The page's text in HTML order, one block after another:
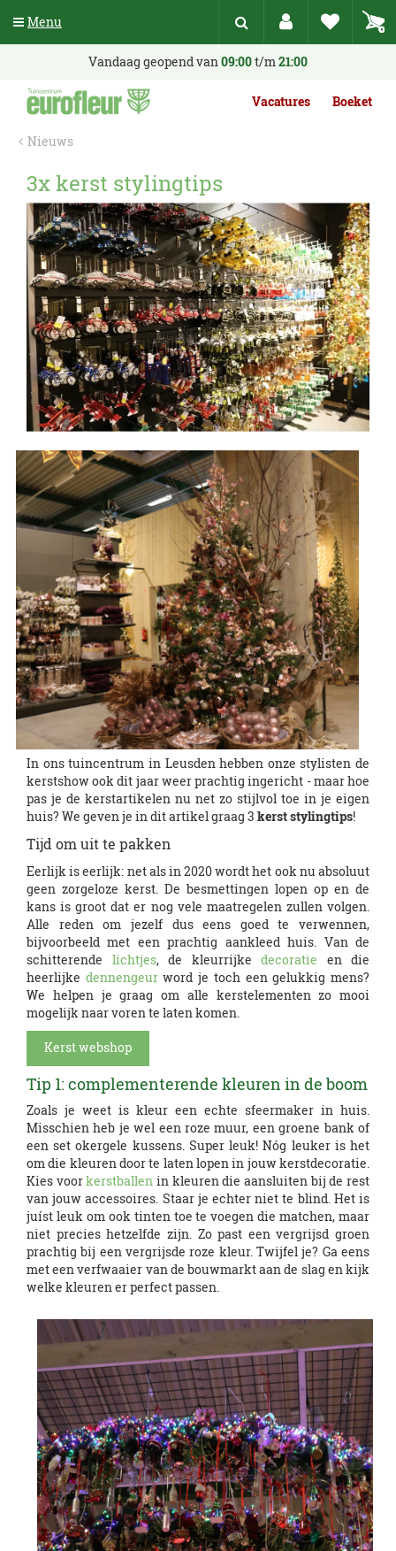
n
Nieuws
Vandaag geopend van09:00t/m21:00
Vacatures Boeket
3x kerst stylingtips
In ons tuincentrum in Leusden hebben onze stylisten de
kerstshow ook dit jaar weer prachtig ingericht - maar hoe
pas je de kerstartikelen nu net zo stijlvol toe in je eigen
huis? We geven je in dit artikel graag 3 kerst stylingtips!
Tijd om uit te pakken
Eerlijk is eerlijk: net als in 2020 wordt het ook nu absoluut
geen zorgeloze kerst. De besmettingen lopen op en de
kans is groot dat er nog vele maatregelen zullen volgen.
Alle reden om jezelf dus eens goed te verwennen,
bijvoorbeeld met een prachtig aankleed huis. Van de
schitterende lichtjes, de kleurrijke decoratie en die
heerlijke dennengeurword je toch een gelukkig mens?
We helpen je graag om alle kerstelementen zo mooi
mogelijk naar voren te laten komen.
Kerst webshop
Tip 1: complementerende kleuren in de boom
Zoals je weet is kleur een echte sfeermaker in huis.
Misschien heb je wel een roze muur, een groene bank of
een set okergele kussens. Super leuk! Nóg leuker is het
om die kleuren door te laten lopen in jouw kerstdecoratie.
Kies voorkerstballen in kleuren die aansluiten bij de rest
van jouw accessoires. Staar je echter niet te blind. Het is
juíst leuk om ook tinten toe te voegen die matchen, maar
niet precies hetzelfde zijn. Zo past een vergrijsd groen
prachtig bij een vergrijsde roze kleur. Twijfel je? Ga eens
met een verfwaaier van de bouwmarkt aan de slag en kijk
welke kleuren er perfect passen.
Menu